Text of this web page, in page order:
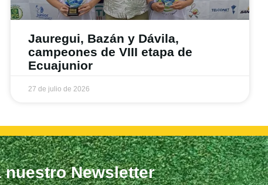
Jauregui, Bazán y Dávila,
campeones de VIII etapa de
Ecuajunior
27 de julio de 2026
nuestro Newsletter